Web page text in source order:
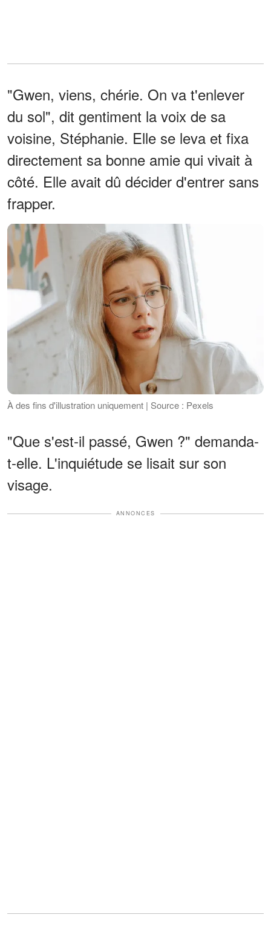
"Gwen, viens, chérie. On va t'enlever
du sol", dit gentiment la voix de sa
voisine, Stéphanie. Elle se leva et fixa
directement sa bonne amie qui vivait à
côté. Elle avait dû décider d'entrer sans
frapper.
À des fins d'illustration uniquement | Source : Pexels
"Que s'est-il passé, Gwen ?" demanda-
t-elle. L'inquiétude se lisait sur son
visage.
ANNONCES